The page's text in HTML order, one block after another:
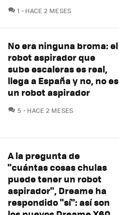
1 COMENTARIOS
HACE 2 MESES
No era ninguna broma: el
robot aspirador que
sube escaleras es real,
llega a España y no, no es
un robot aspirador
5 COMENTARIOS
HACE 2 MESES
A la pregunta de
"cuántas cosas chulas
puede tener un robot
aspirador", Dreame ha
respondido "sí": así son